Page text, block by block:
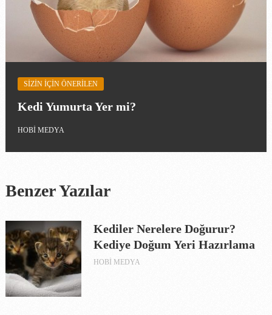
SIZIN IÇIN ÖNERILEN
Kedi Yumurta Yer mi?
HOBI MEDYA
Benzer Yazılar
Kediler Nerelere Doğurur?
Kediye Doğum Yeri Hazırlama
HOBI MEDYA